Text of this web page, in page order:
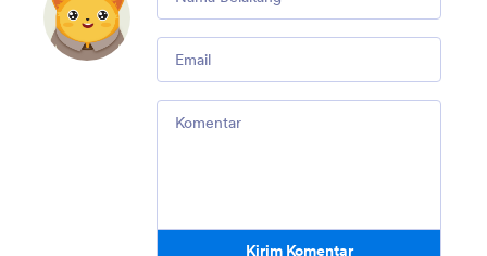
Email
Comment
Kirim Komentar